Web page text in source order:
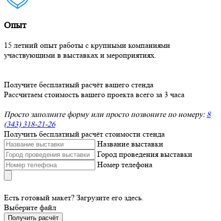
Опыт
15 летний опыт работы с крупными компаниями
участвующими в выставках и мероприятиях.
Получите бесплатный расчёт вашего стенда
Рассчитаем стоимость вашего проекта всего за 3 часа
Просто заполните форму или просто позвоните по номеру: 8
(343) 318-21-26
Получить бесплатный расчёт стоимости стенда
Название выставки
Город проведения выставки
Номер телефона
Есть готовый макет? Загрузите его здесь.
Выберите файл
Получить расчёт